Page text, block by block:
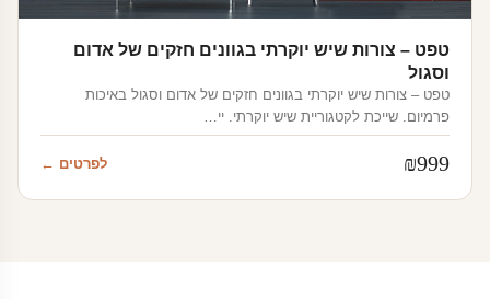
טפט – צורות שיש יוקרתי בגוונים חזקים של אדום
וסגול
טפט – צורות שיש יוקרתי בגוונים חזקים של אדום וסגול באיכות
פרמיום. שייכת לקטגוריית שיש יוקרתי. יי…
₪999 לפרטים ←